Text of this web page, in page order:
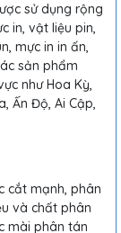
sử dụng rộng
in, vật liệu pin,
mực in in ấn,
sản phẩm
như Hoa Kỳ,
Ấn Độ, Ai Cập,
cắt mạnh, phân
và chất phân
mài phân tán